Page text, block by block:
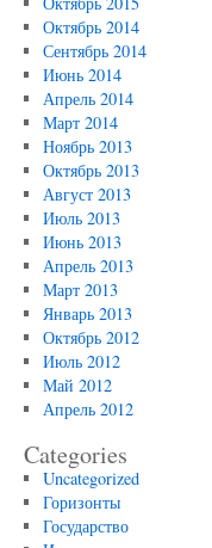
Октябрь 2014
Сентябрь 2014
Июнь 2014
Апрель 2014
Март 2014
Ноябрь 2013
Октябрь 2013
Август 2013
Июль 2013
Июнь 2013
Апрель 2013
Март 2013
Январь 2013
Октябрь 2012
Июль 2012
Май 2012
Апрель 2012
Categories
Uncategorized
Горизонты
Государство